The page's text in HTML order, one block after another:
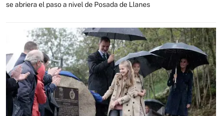
se abriera el paso a nivel de Posada de Llanes